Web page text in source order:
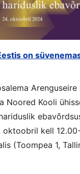
on
Arenguseire
Noored Kooli
oktoobril kell
(Toompea 1,